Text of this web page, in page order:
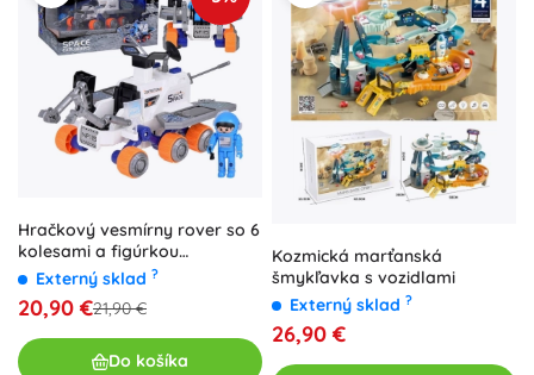
Hračkový vesmírny rover so 6
kolesami a figúrkou
astronauta
Externý sklad ?
20,90 €21,90 €
Do košíka
Kozmická marťanská
šmykľavka s vozidlami
Externý sklad ?
26,90 €